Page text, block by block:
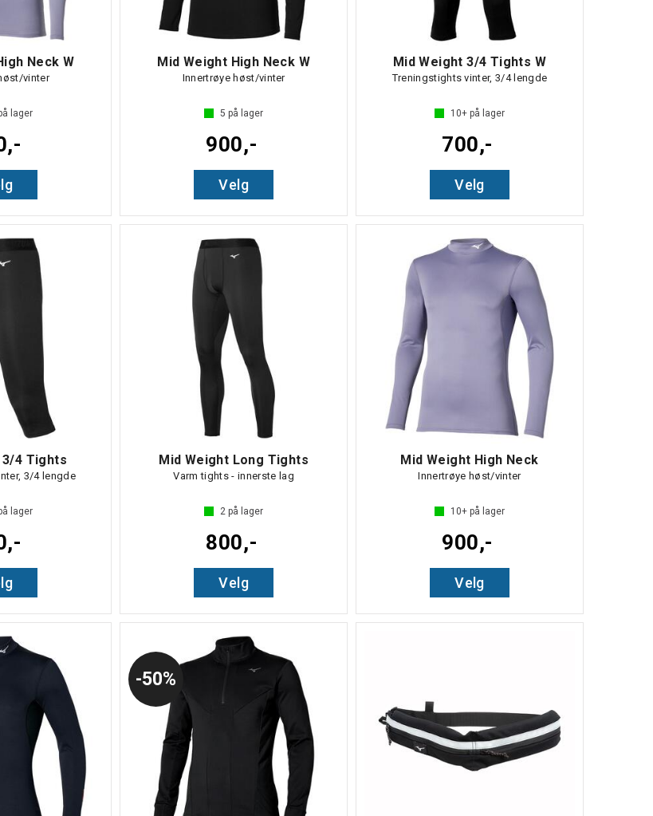
Neck W
vinter
lager
Mid Weight High Neck W
Innertrøye høst/vinter
5 på lager
900,-
Velg
Mid Weight 3/4 Tights W
Treningstights vinter, 3/4 lengde
10+på lager
700,-
Velg
3/4 Tights
3/4 lengde
lager
Mid Weight Long Tights
Varm tights - innerste lag
2 på lager
800,-
Velg
Mid Weight High Neck
Innertrøye høst/vinter
10+på lager
900,-
Velg
50%